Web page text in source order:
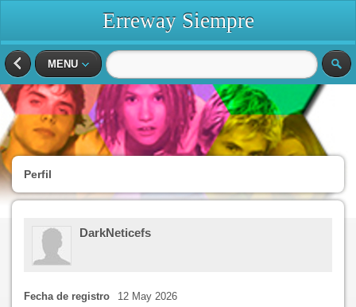
Erreway Siempre
MENU
Perfil
DarkNeticefs
Fecha de registro 12 May 2026